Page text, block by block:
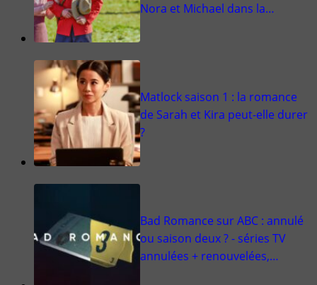
Nora et Michael dans la…
Matlock saison 1 : la romance
de Sarah et Kira peut-elle durer
?
Bad Romance sur ABC : annulé
ou saison deux ? - séries TV
annulées + renouvelées,…